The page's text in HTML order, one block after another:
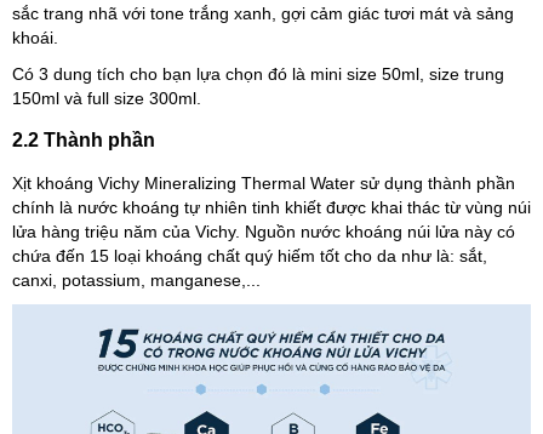
sắc trang nhã với tone trắng xanh, gợi cảm giác tươi mát và sảng
khoái.
Có 3 dung tích cho bạn lựa chọn đó là mini size 50ml, size trung
150ml và full size 300ml.
2.2 Thành phần
Xịt khoáng Vichy Mineralizing Thermal Water sử dụng thành phần
chính là nước khoáng tự nhiên tinh khiết được khai thác từ vùng núi
lửa hàng triệu năm của Vichy. Nguồn nước khoáng núi lửa này có
chứa đến 15 loại khoáng chất quý hiếm tốt cho da như là: sắt,
canxi, potassium, manganese,...